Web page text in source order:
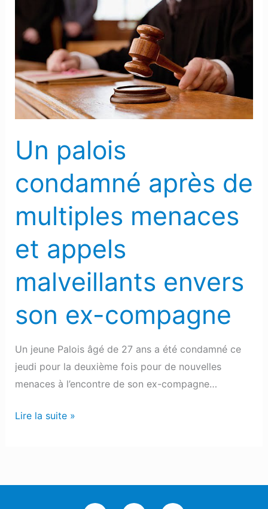
Un palois
condamné après de
multiples menaces
et appels
malveillants envers
son ex-compagne
Un jeune Palois âgé de 27 ans a été condamné ce
jeudi pour la deuxième fois pour de nouvelles
menaces à l’encontre de son ex-compagne…
condamné
après
de
multiples
menaces
malveillants
son
compagne
Lire la suite »